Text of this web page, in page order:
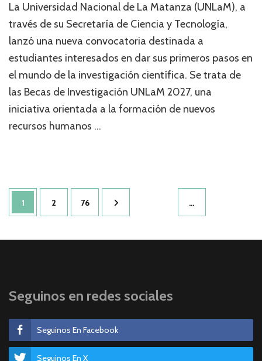
La Universidad Nacional de La Matanza (UNLaM), a
través de su Secretaría de Ciencia y Tecnología,
lanzó una nueva convocatoria destinada a
estudiantes interesados en dar sus primeros pasos en
el mundo de la investigación científica. Se trata de
las Becas de Investigación UNLaM 2027, una
iniciativa orientada a la formación de nuevos
recursos humanos …
Navegación
de
Página
1 Página
2 …
Página
76
Seguinos en redes sociales
Seguinos En Facebook
Seguinos En X